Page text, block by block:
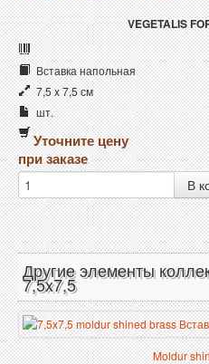
VEGETALIS
Вставка напольная
7,5 x 7,5 см
шт.
Уточните цену
при заказе
Другие элементы
7,5x7,5
Moldur